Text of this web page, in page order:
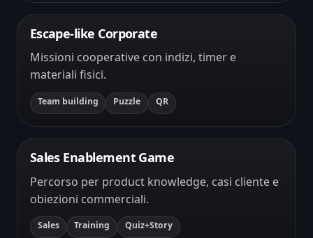
Escape-like Corporate
Missioni cooperative con indizi, timer e
materiali fisici.
Team building Puzzle QR
Sales Enablement Game
Percorso per product knowledge, casi cliente e
obiezioni commerciali.
Sales Training Quiz+Story